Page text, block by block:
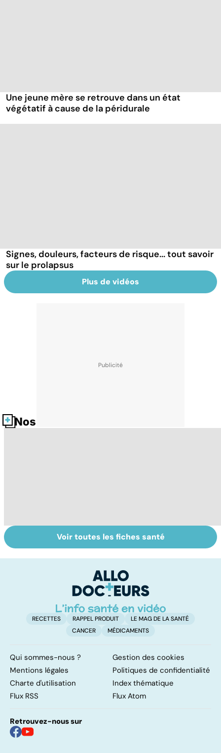
Une jeune mère se retrouve dans un état
végétatif à cause de la péridurale
Signes, douleurs, facteurs de risque... tout savoir
sur le prolapsus
Plus de vidéos
Nos fiches santé
Post-partum : un
bouleversement
Gynéco : un suivi
pour la vie
Voir toutes les fiches santé
RECETTES RAPPEL PRODUIT
LE MAG DE LA SANTÉ
CANCER
MÉDICAMENTS
Qui sommes-nous ?
Gestion des cookies
Mentions légales
Politiques de confidentialité
Charte d'utilisation
Index thématique
Flux RSS
Flux Atom
Retrouvez-nous sur